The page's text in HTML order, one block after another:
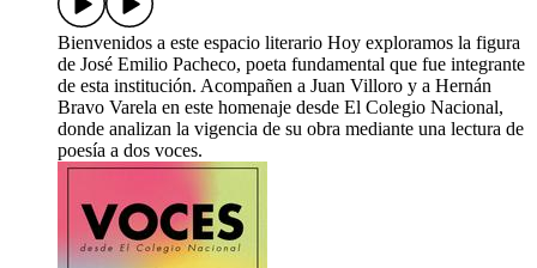
Bienvenidos a este espacio literario Hoy exploramos la figura
de José Emilio Pacheco, poeta fundamental que fue integrante
de esta institución. Acompañen a Juan Villoro y a Hernán
Bravo Varela en este homenaje desde El Colegio Nacional,
donde analizan la vigencia de su obra mediante una lectura de
poesía a dos voces.